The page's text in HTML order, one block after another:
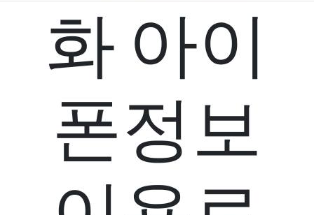
화 아이
폰정보